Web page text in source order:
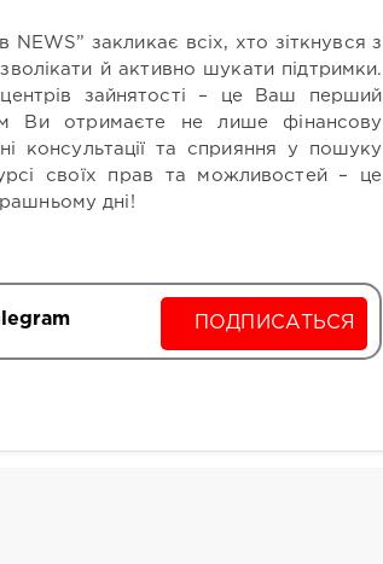
NEWS” закликає всіх, хто зіткнувся з
й активно шукати підтримки.
зайнятості – це Ваш перший
Ви отримаєте не лише фінансову
консультації та сприяння у пошуку
своїх прав та можливостей – це
дні!
ПОДПИСАТЬСЯ